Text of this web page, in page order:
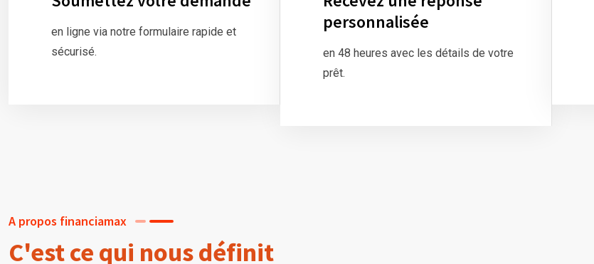
en ligne via notre formulaire rapide et
sécurisé.
personnalisée
en 48 heures avec les détails de votre
prêt.
A propos financiamax
C'est ce qui nous définit